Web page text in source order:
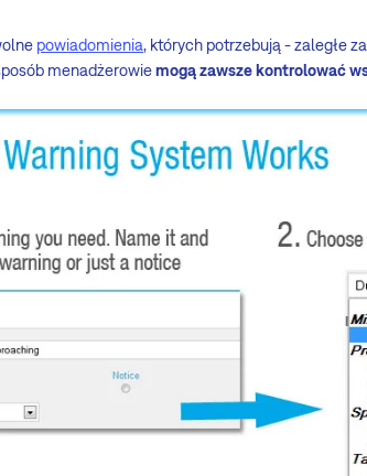
powiadomienia, których potrzebują - zaległe
menadżerowiemogą zawsze kontrolować